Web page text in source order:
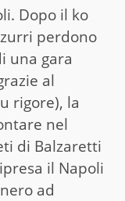
Dopo il ko
perdono
una gara
al
rigore), la
nel
di Balzaretti
il Napoli
ad